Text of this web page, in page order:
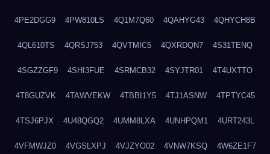
4PE2DGG9 4PW810LS 4Q1M7Q60 4QAHYG43 4QHYCH8B
4QL610TS 4QRSJ753 4QVTMIC5 4QXRDQN7 4S31TENQ
4SGZZGF9 4SHI3FUE 4SRMCB32 4SYJTR01 4T4UXTTO
4T8GUZVK 4TAWVEKW 4TBBI1Y5 4TJ1ASNW 4TPTYC45
4TSJ6PJX 4U48QGQ2 4UMM8LXA 4UNHPQM1 4URT243L
4VFMWJZ0 4VGSLXPJ 4VJZYO02 4VNW7KSQ 4W6ZE1F7